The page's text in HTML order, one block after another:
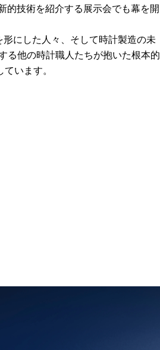
的技術を紹介する展示会でも幕を開
にした人々、そして時計製造の未
る他の時計職人たちが抱いた根本的
います。